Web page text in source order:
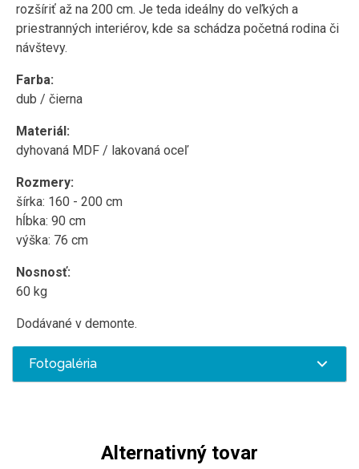
rozšíriť až na 200 cm. Je teda ideálny do veľkých a
priestranných interiérov, kde sa schádza početná rodina či
návštevy.
Farba:
dub / čierna
Materiál:
dyhovaná MDF / lakovaná oceľ
Rozmery:
šírka: 160 - 200 cm
hĺbka: 90 cm
výška: 76 cm
Nosnosť:
60 kg
Dodávané v demonte.
Fotogaléria
Alternativný tovar